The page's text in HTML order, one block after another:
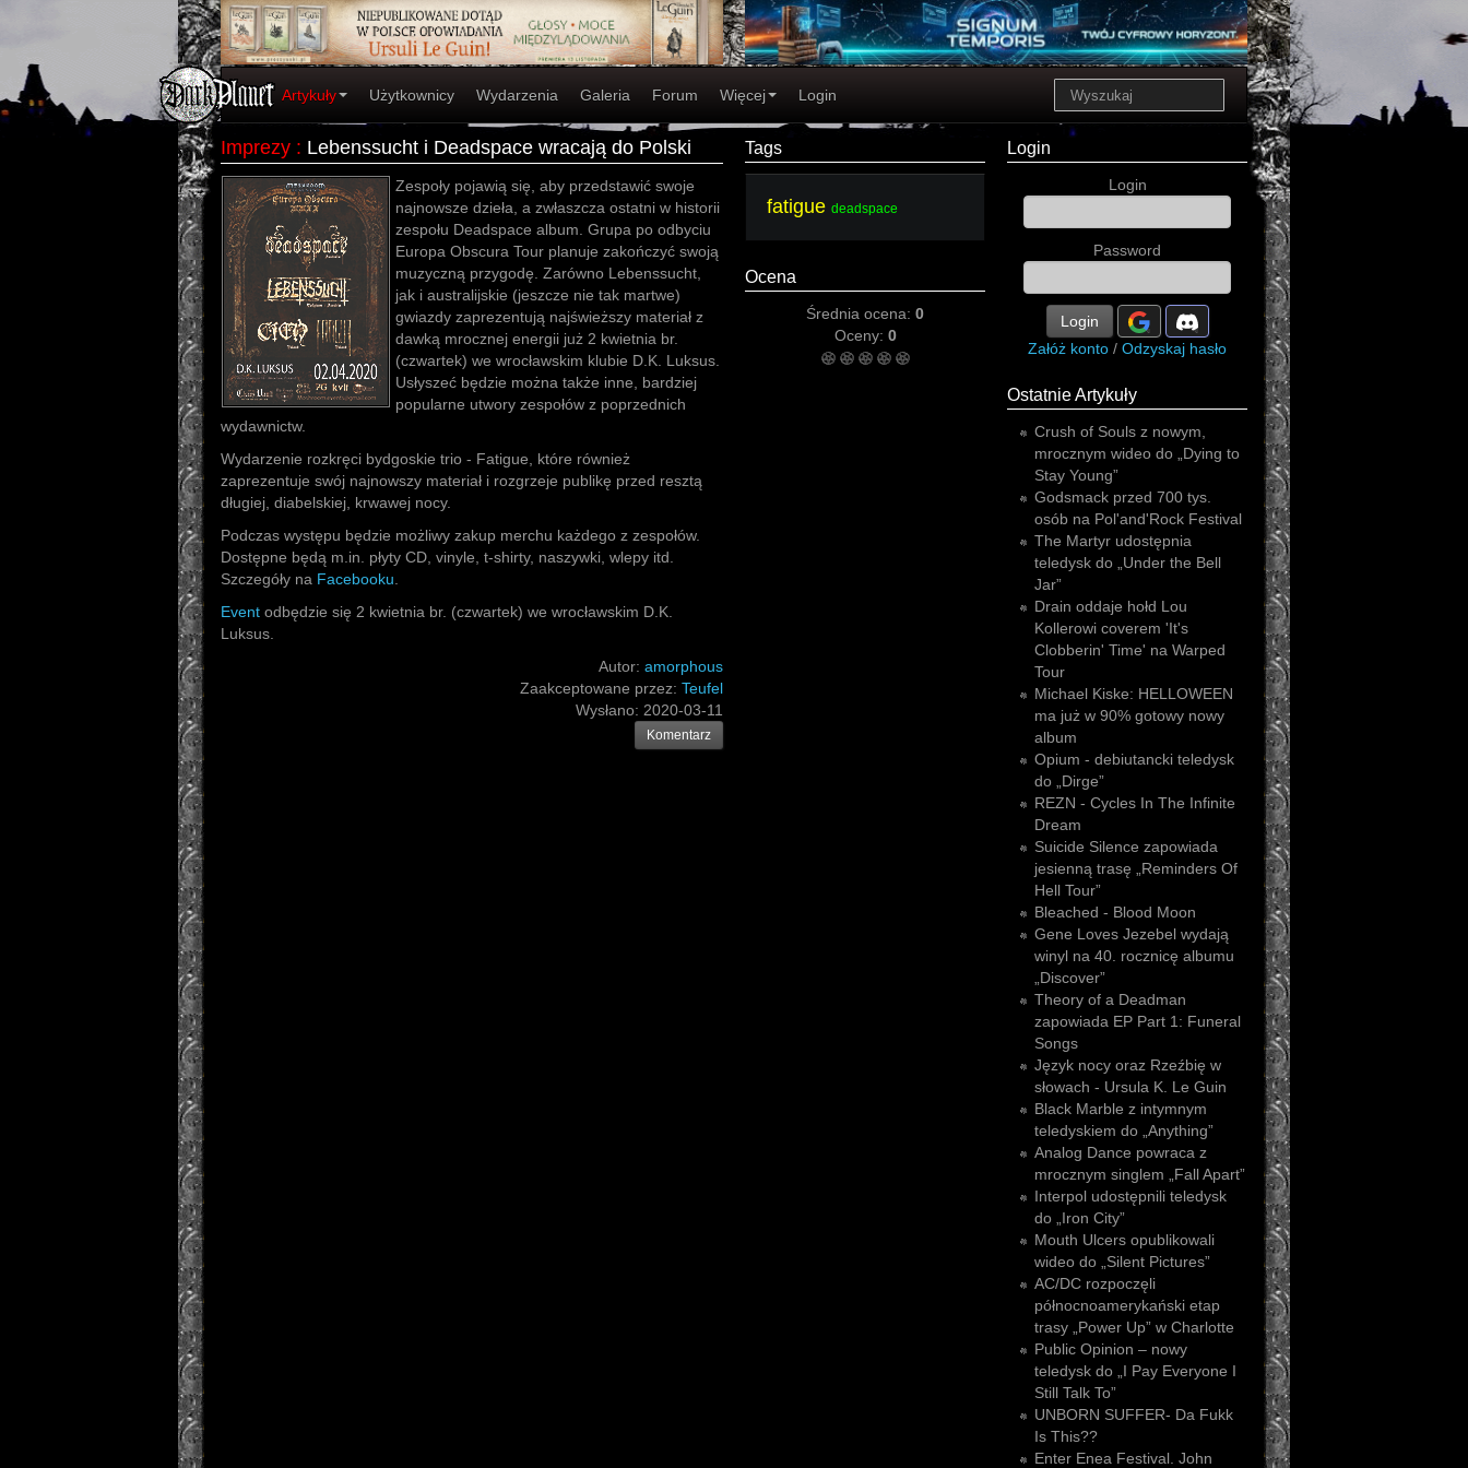
Artykuły Użytkownicy Wydarzenia Galeria Forum Więcej Login
Imprezy : Lebenssucht i Deadspace wracają do Polski
Zespoły pojawią się, aby przedstawić swoje
najnowsze dzieła, a zwłaszcza ostatni w historii
zespołu Deadspace album. Grupa po odbyciu
Europa Obscura Tour planuje zakończyć swoją
muzyczną przygodę. Zarówno Lebenssucht,
jak i australijskie (jeszcze nie tak martwe)
gwiazdy zaprezentują najświeższy materiał z
dawką mrocznej energii już 2 kwietnia br.
(czwartek) we wrocławskim klubie D.K. Luksus.
Usłyszeć będzie można także inne, bardziej
popularne utwory zespołów z poprzednich
wydawnictw.
Wydarzenie rozkręci bydgoskie trio - Fatigue, które również
zaprezentuje swój najnowszy materiał i rozgrzeje publikę przed resztą
długiej, diabelskiej, krwawej nocy.
Podczas występu będzie możliwy zakup merchu każdego z zespołów.
Dostępne będą m.in. płyty CD, vinyle, t-shirty, naszywki, wlepy itd.
Szczegóły na Facebooku
Event odbędzie się 2 kwietnia br. (czwartek) we wrocławskim D.K.
Luksus.
Autor: amorphous
Zaakceptowane przez: Teufel
Wysłano: 2020-03-11
Komentarz
Tags
fatigue deadspace
Ocena
Średnia ocena: 0
Oceny: 0
Login
Login
Password
Login
Załóż konto / Odzyskaj hasło
Ostatnie Artykuły
Crush of Souls z nowym,
mrocznym wideo do „Dying to
Stay Young”
Godsmack przed 700 tys.
osób na Pol'and'Rock Festival
The Martyr udostępnia
teledysk do „Under the Bell
Jar”
Drain oddaje hołd Lou
Kollerowi coverem 'It's
Clobberin' Time' na Warped
Tour
Michael Kiske: HELLOWEEN
ma już w 90% gotowy nowy
album
Opium - debiutancki teledysk
do „Dirge”
REZN - Cycles In The Infinite
Dream
Suicide Silence zapowiada
jesienną trasę „Reminders Of
Hell Tour”
Bleached - Blood Moon
Gene Loves Jezebel wydają
winyl na 40. rocznicę albumu
„Discover”
Theory of a Deadman
zapowiada EP Part 1: Funeral
Songs
Język nocy oraz Rzeźbię w
słowach - Ursula K. Le Guin
Black Marble z intymnym
teledyskiem do „Anything”
Analog Dance powraca z
mrocznym singlem „Fall Apart”
Interpol udostępnili teledysk
do „Iron City”
Mouth Ulcers opublikowali
wideo do „Silent Pictures”
AC/DC rozpoczęli
północnoamerykański etap
trasy „Power Up” w Charlotte
Public Opinion – nowy
teledysk do „I Pay Everyone I
Still Talk To”
UNBORN SUFFER- Da Fukk
Is This??
Enter Enea Festival. John